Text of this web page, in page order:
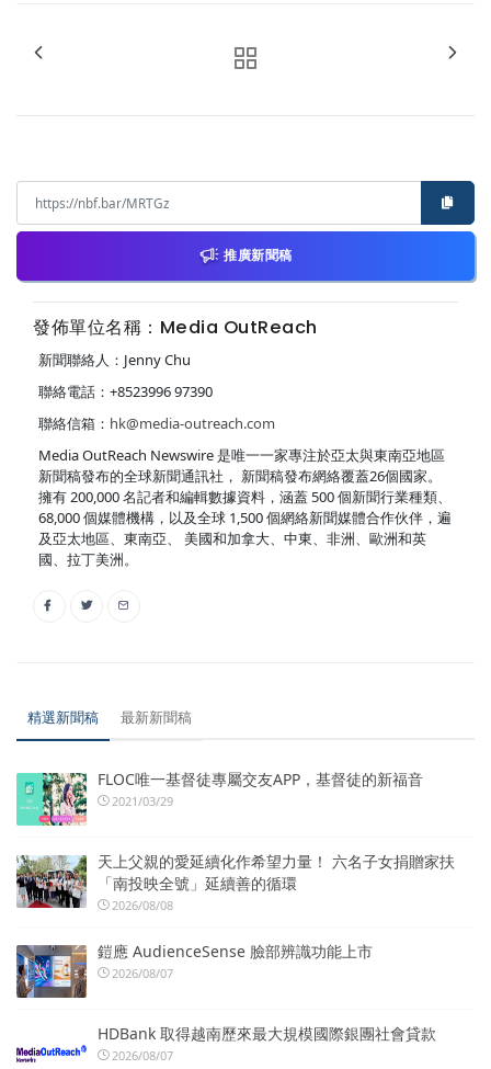
推廣新聞稿
發佈單位名稱：Media OutReach
新聞聯絡人：Jenny Chu
聯絡電話：+8523996 97390
聯絡信箱： hk@media-outreach.com
Media OutReach Newswire 是唯一一家專注於亞太與東南亞地區
新聞稿發布的全球新聞通訊社， 新聞稿發布網絡覆蓋26個國家。
擁有 200,000 名記者和編輯數據資料，涵蓋 500 個新聞行業種類、
68,000 個媒體機構，以及全球 1,500 個網絡新聞媒體合作伙伴，遍
及亞太地區、東南亞、 美國和加拿大、中東、非洲、歐洲和英
國、拉丁美洲。
精選新聞稿 最新新聞稿
FLOC唯一基督徒專屬交友APP，基督徒的新福音
2021/03/29
天上父親的愛延續化作希望力量！ 六名子女捐贈家扶
「南投映全號」延續善的循環
2026/08/08
鎧應 AudienceSense 臉部辨識功能上市
2026/08/07
HDBank 取得越南歷來最大規模國際銀團社會貸款
2026/08/07